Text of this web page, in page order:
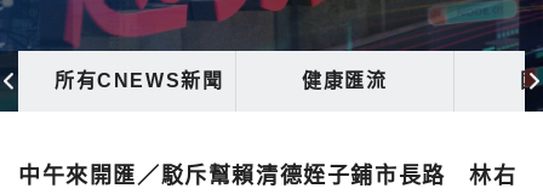
所有CNEWS新聞 健康匯流
中午來開匯／駁斥幫賴清德姪子鋪市長路 林右